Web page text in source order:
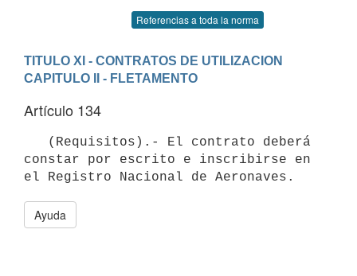
Referencias a toda la norma
TITULO XI - CONTRATOS DE UTILIZACION
CAPITULO II - FLETAMENTO
Artículo 134
constar por escrito e inscribirse en
Ayuda